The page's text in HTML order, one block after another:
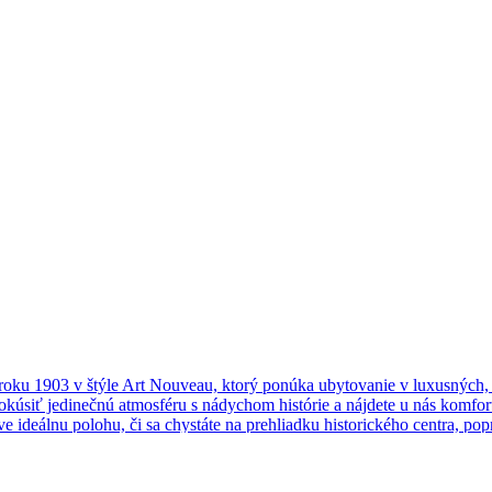
1903 v štýle Art Nouveau, ktorý ponúka ubytovanie v luxusných,
jedinečnú atmosféru s nádychom histórie a nájdete u nás
polohu, či sa chystáte na prehliadku historického centra,
Dunaja s promenádou popri rieke, nákupným centrom a